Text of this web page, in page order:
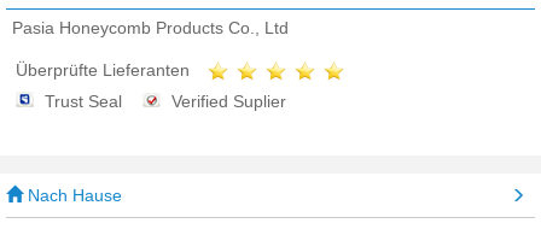
Pasia Honeycomb Products Co., Ltd
Überprüfte Lieferanten
Trust Seal
Verified Suplier
Nach Hause